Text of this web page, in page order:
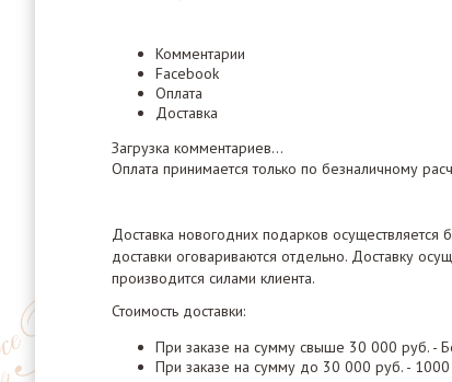
Комментарии
Facebook
Оплата
Доставка
Загрузка комментариев...
Оплата принимается только по безналичному
Доставка новогодних подарков
доставки оговариваются отдельно. Доставку
производится силами клиента.
Стоимость доставки:
При заказе на сумму свыше 30 000 руб. -
При заказе на сумму до 30 000 руб. -